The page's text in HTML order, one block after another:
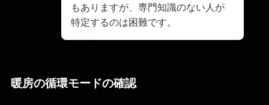
もありますが、専門知識のない人が
特定するのは困難です。
暖房の循環モードの確認